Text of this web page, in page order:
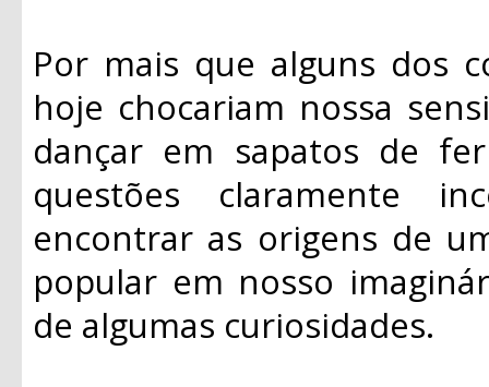
Por mais que alguns dos
hoje chocariam nossa
dançar em sapatos de
questões claramente
encontrar as origens de
popular em nosso
de algumas curiosidades.